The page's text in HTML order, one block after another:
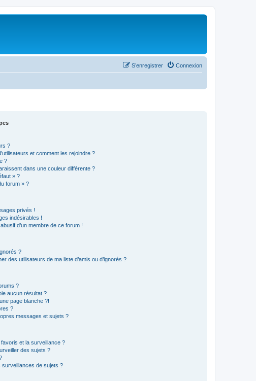
Connexion
S’enregistrer
?
et comment les rejoindre ?
?
dans une couleur différente ?
» ?
forum » ?
privés !
indésirables !
d’un membre de ce forum !
?
des utilisateurs de ma liste d’amis ou d’ignorés ?
?
aucun résultat ?
page blanche ?!
?
messages et sujets ?
et la surveillance ?
des sujets ?
surveillances de sujets ?